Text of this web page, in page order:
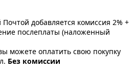
добавляется комиссия 2% +
послеплаты (наложенный
можете оплатить свою покупку
Без комиссии